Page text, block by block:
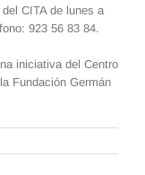
CITA de lunes a
923 56 83 84.
iniciativa del Centro
Fundación Germán